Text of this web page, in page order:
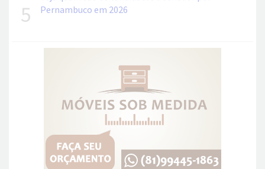
5
Pernambuco em 2026